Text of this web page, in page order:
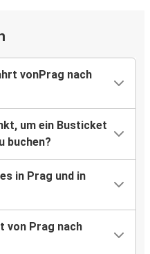
vonPrag nach
um ein Busticket
buchen?
in Prag und in
von Prag nach